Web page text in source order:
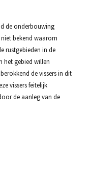
de onderbouwing
bekend waarom
rustgebieden in de
het gebied willen
de vissers in dit
vissers feitelijk
de aanleg van de